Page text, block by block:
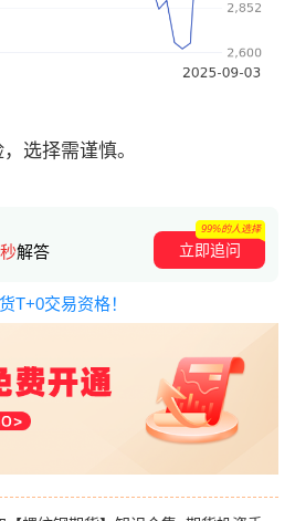
选择需谨慎。
解答 立即追问
99%的人选择
T+0交易资格！